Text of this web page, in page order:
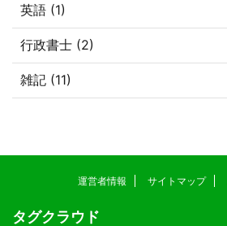
英語 (1)
行政書士 (2)
雑記 (11)
運営者情報 サイトマップ
タグクラウド